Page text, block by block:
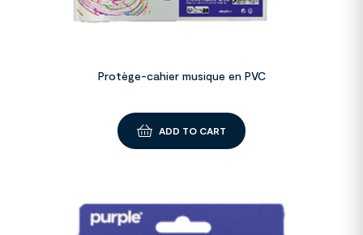
Protège-cahier musique en PVC
ADD TO CART